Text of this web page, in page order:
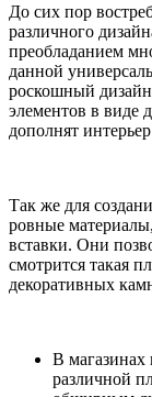
До сих пор
различного
преобладанием
данной
роскошный
элементов в виде
дополнят
Так же для
ровные
вставки. Они
смотрится такая
декоративных
В магазинах
различной